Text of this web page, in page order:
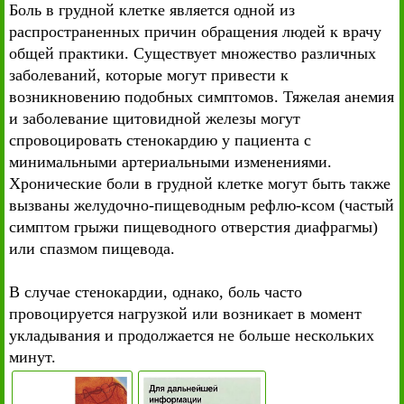
Боль в грудной клетке является одной из
распространенных причин обращения людей к врачу
общей практики. Существует множество различных
заболеваний, которые могут привести к
возникновению подобных симптомов. Тяжелая анемия
и заболевание щитовидной железы могут
спровоцировать стенокардию у пациента с
минимальными артериальными изменениями.
Хронические боли в грудной клетке могут быть также
вызваны желудочно-пищеводным рефлю-ксом (частый
симптом грыжи пищеводного отверстия диафрагмы)
или спазмом пищевода.
В случае стенокардии, однако, боль часто
провоцируется нагрузкой или возникает в момент
укладывания и продолжается не больше нескольких
минут.